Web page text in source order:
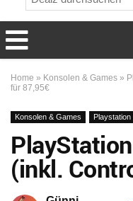
Home » Konsolen & Games »
für 87,95€
Konsolen & Games Playstation
(inkl.